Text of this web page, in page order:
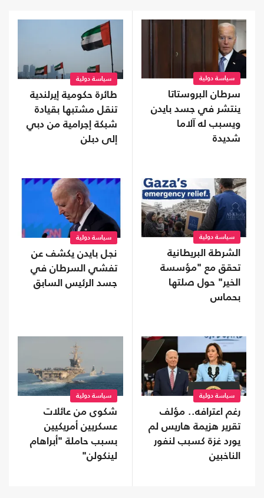
سياسة دولية
سرطان البروستاتا
ينتشر في جسد بايدن
ويسبب له آلاما
شديدة
سياسة دولية
طائرة حكومية إيرلندية
تنقل مشتبها بقيادة
شبكة إجرامية من دبي
إلى دبلن
سياسة دولية
الشرطة البريطانية
تحقق مع "مؤسسة
الخير" حول صلتها
بحماس
سياسة دولية
نجل بايدن يكشف عن
تفشي السرطان في
جسد الرئيس السابق
سياسة دولية
رغم اعترافه.. مؤلف
تقرير هزيمة هاريس لم
يورد غزة كسبب لنفور
الناخبين
سياسة دولية
شكوى من عائلات
عسكريين أمريكيين
بسبب حاملة "أبراهام
لينكولن"